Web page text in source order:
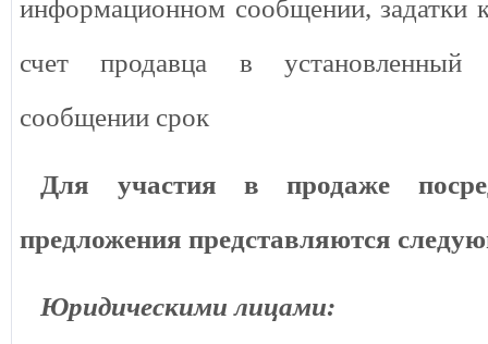
информационном сообщении, задатки
счет продавца в
сообщении срок
Для участия впродаже
предложения представляются
Юридическими лицами: